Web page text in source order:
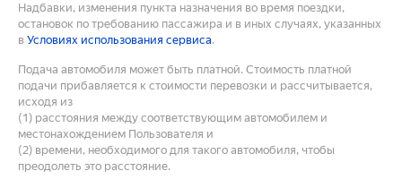
Надбавки, изменения пункта назначения во время поездки,
остановок по требованию пассажира и в иных случаях, указанных
в Условиях использования сервиса.
Подача автомобиля может быть платной. Стоимость платной
подачи прибавляется к стоимости перевозки и рассчитывается,
исходя из
(1) расстояния между соответствующим автомобилем и
местонахождением Пользователя и
(2) времени, необходимого для такого автомобиля, чтобы
преодолеть это расстояние.